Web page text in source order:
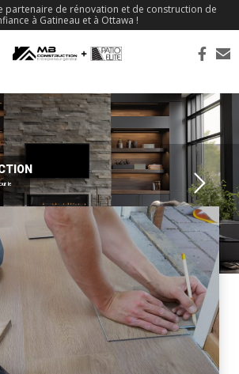
partenaire de rénovation et de construction de
à Gatineau et à Ottawa !
le